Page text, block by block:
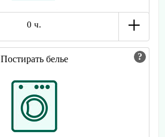
0 ч. +
Постирать белье